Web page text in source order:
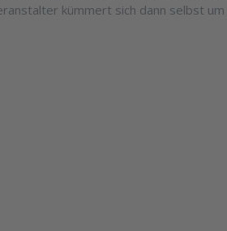
kümmert sich dann selbst um